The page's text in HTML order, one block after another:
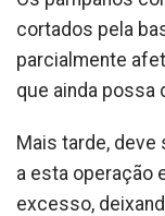
cortados pela
parcialmente
que ainda possa
Mais tarde, deve
a esta operação
excesso,